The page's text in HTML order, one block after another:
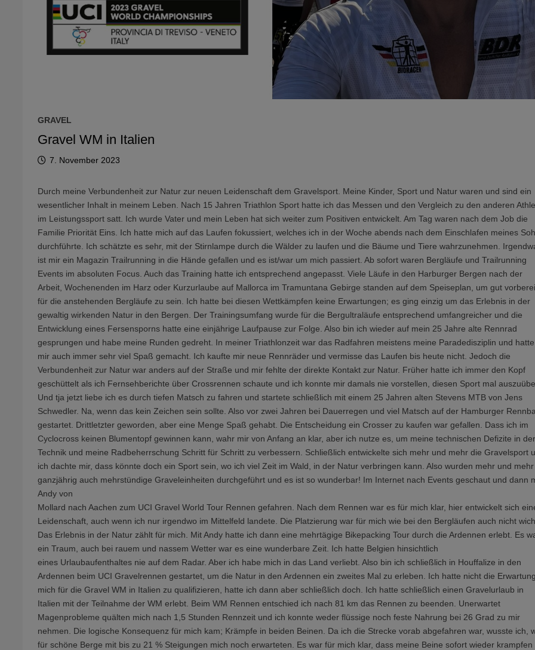
GRAVEL
Gravel WM in Italien
7. November 2023
Durch meine Verbundenheit zur Natur zur neuen Leidenschaft dem Gravelsport. Meine Kinder, Sport und Natur waren und sind ein
wesentlicher Inhalt in meinem Leben. Nach 15 Jahren Triathlon Sport hatte ich das Messen und den Vergleich zu den anderen
im Leistungssport satt. Ich wurde Vater und mein Leben hat sich weiter zum Positiven entwickelt. Am Tag waren nach dem Job die
Familie Priorität Eins. Ich hatte mich auf das Laufen fokussiert, welches ich in der Woche abends nach dem Einschlafen meines
durchführte. Ich schätzte es sehr, mit der Stirnlampe durch die Wälder zu laufen und die Bäume und Tiere wahrzunehmen.
ist mir ein Magazin Trailrunning in die Hände gefallen und es ist/war um mich passiert. Ab sofort waren Bergläufe und Trailrunning
Events im absoluten Focus. Auch das Training hatte ich entsprechend angepasst. Viele Läufe in den Harburger Bergen nach der
Arbeit, Wochenenden im Harz oder Kurzurlaube auf Mallorca im Tramuntana Gebirge standen auf dem Speiseplan, um gut
für die anstehenden Bergläufe zu sein. Ich hatte bei diesen Wettkämpfen keine Erwartungen; es ging einzig um das Erlebnis in der
gewaltig wirkenden Natur in den Bergen. Der Trainingsumfang wurde für die Bergultraläufe entsprechend umfangreicher und die
Entwicklung eines Fersensporns hatte eine einjährige Laufpause zur Folge. Also bin ich wieder auf mein 25 Jahre alte Rennrad
gesprungen und habe meine Runden gedreht. In meiner Triathlonzeit war das Radfahren meistens meine Paradedisziplin und hatte
mir auch immer sehr viel Spaß gemacht. Ich kaufte mir neue Rennräder und vermisse das Laufen bis heute nicht. Jedoch die
Verbundenheit zur Natur war anders auf der Straße und mir fehlte der direkte Kontakt zur Natur. Früher hatte ich immer den Kopf
geschüttelt als ich Fernsehberichte über Crossrennen schaute und ich konnte mir damals nie vorstellen, diesen Sport mal
Und tja jetzt liebe ich es durch tiefen Matsch zu fahren und startete schließlich mit einem 25 Jahren alten Stevens MTB von Jens
Schwedler. Na, wenn das kein Zeichen sein sollte. Also vor zwei Jahren bei Dauerregen und viel Matsch auf der Hamburger
gestartet. Drittletzter geworden, aber eine Menge Spaß gehabt. Die Entscheidung ein Crosser zu kaufen war gefallen. Dass ich im
Cyclocross keinen Blumentopf gewinnen kann, wahr mir von Anfang an klar, aber ich nutze es, um meine technischen Defizite in der
Technik und meine Radbeherrschung Schritt für Schritt zu verbessern. Schließlich entwickelte sich mehr und mehr die Gravelsport
ich dachte mir, dass könnte doch ein Sport sein, wo ich viel Zeit im Wald, in der Natur verbringen kann. Also wurden mehr und mehr
ganzjährig auch mehrstündige Graveleinheiten durchgeführt und es ist so wunderbar! Im Internet nach Events geschaut und dann
Andy von
Mollard nach Aachen zum UCI Gravel World Tour Rennen gefahren. Nach dem Rennen war es für mich klar, hier entwickelt sich
Leidenschaft, auch wenn ich nur irgendwo im Mittelfeld landete. Die Platzierung war für mich wie bei den Bergläufen auch nicht
Das Erlebnis in der Natur zählt für mich. Mit Andy hatte ich dann eine mehrtägige Bikepacking Tour durch die Ardennen erlebt. Es
ein Traum, auch bei rauem und nassem Wetter war es eine wunderbare Zeit. Ich hatte Belgien hinsichtlich
eines Urlaubaufenthaltes nie auf dem Radar. Aber ich habe mich in das Land verliebt. Also bin ich schließlich in Houffalize in den
Ardennen beim UCI Gravelrennen gestartet, um die Natur in den Ardennen ein zweites Mal zu erleben. Ich hatte nicht die Erwartung
mich für die Gravel WM in Italien zu qualifizieren, hatte ich dann aber schließlich doch. Ich hatte schließlich einen Gravelurlaub in
Italien mit der Teilnahme der WM erlebt. Beim WM Rennen entschied ich nach 81 km das Rennen zu beenden. Unerwartet
Magenprobleme quälten mich nach 1,5 Stunden Rennzeit und ich konnte weder flüssige noch feste Nahrung bei 26 Grad zu mir
nehmen. Die logische Konsequenz für mich kam; Krämpfe in beiden Beinen. Da ich die Strecke vorab abgefahren war, wusste ich,
für schöne Berge mit bis zu 21 % Steigungen mich noch erwarteten. Es war für mich klar, dass meine Beine sofort wieder krampfen